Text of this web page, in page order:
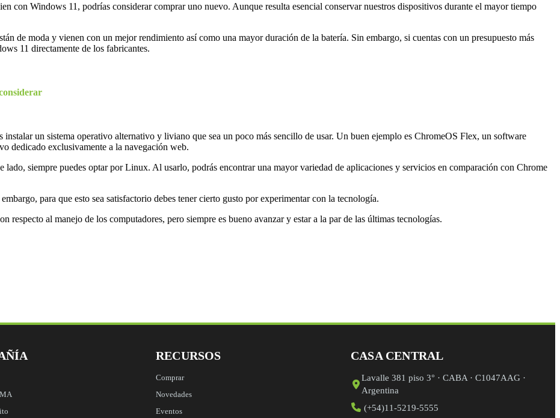
con Windows 11, podrías considerar comprar uno nuevo. Aunque resulta esencial conservar nuestros dispositivos durante el mayor tiempo
de moda y vienen con un mejor rendimiento así como una mayor duración de la batería. Sin embargo, si cuentas con un presupuesto más
11 directamente de los fabricantes.
instalar un sistema operativo alternativo y liviano que sea un poco más sencillo de usar. Un buen ejemplo es ChromeOS Flex, un software
dedicado exclusivamente a la navegación web.
lado, siempre puedes optar por Linux. Al usarlo, podrás encontrar una mayor variedad de aplicaciones y servicios en comparación con Chrome
para que esto sea satisfactorio debes tener cierto gusto por experimentar con la tecnología.
respecto al manejo de los computadores, pero siempre es bueno avanzar y estar a la par de las últimas tecnologías.
RECURSOS
Comprar
Novedades
Eventos
CASA CENTRAL
Lavalle 381 piso 3° · CABA · C1047AAG ·
Argentina
(+54)11-5219-5555